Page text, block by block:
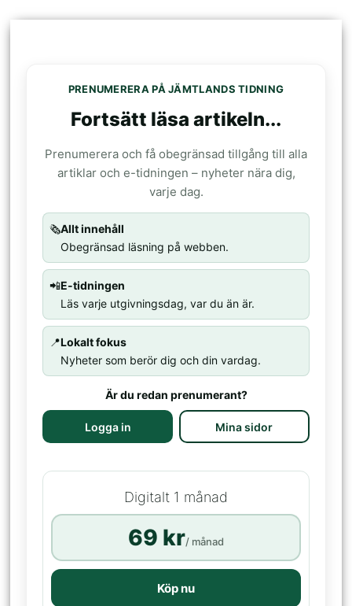
PRENUMERERA PÅ JÄMTLANDS TIDNING
Fortsätt läsa artikeln...
Prenumerera och få obegränsad tillgång till alla
artiklar och e-tidningen – nyheter nära dig,
varje dag.
🗞️Allt innehåll
Obegränsad läsning på webben.
📲E-tidningen
Läs varje utgivningsdag, var du än är.
📍Lokalt fokus
Nyheter som berör dig och din vardag.
Är du redan prenumerant?
Logga in Mina sidor
Digitalt 1 månad
69 kr/ månad
Köp nu